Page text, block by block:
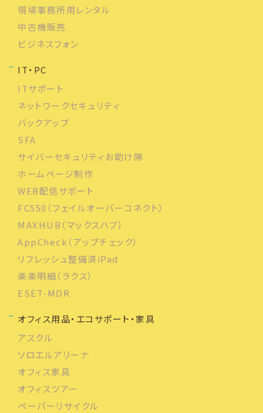
現場事務所用レンタル
中古機販売
ビジネスフォン
IT・PC
ITサポート
ネットワークセキュリティ
バックアップ
SFA
サイバーセキュリティお助け隊
ホームページ制作
WEB配信サポート
FC550（フェイルオーバーコネクト）
MAXHUB（マックスハブ）
AppCheck（アップチェック）
リフレッシュ整備済iPad
楽楽明細（ラクス）
ESET-MDR
オフィス用品・エコサポート・家具
アスクル
ソロエルアリーナ
オフィス家具
オフィスツアー
ペーパーリサイクル